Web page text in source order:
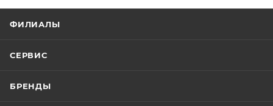
ФИЛИАЛЫ
СЕРВИС
БРЕНДЫ